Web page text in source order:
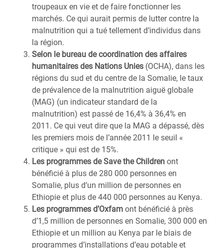
troupeaux en vie et de faire fonctionner les
marchés. Ce qui aurait permis de lutter contre la
malnutrition qui a tué tellement d’individus dans
la région.
Selon le bureau de coordination des affaires
humanitaires des Nations Unies (OCHA), dans les
régions du sud et du centre de la Somalie, le taux
de prévalence de la malnutrition aiguë globale
(MAG) (un indicateur standard de la
malnutrition) est passé de 16,4% à 36,4% en
2011. Ce qui veut dire que la MAG a dépassé, dès
les premiers mois de l’année 2011 le seuil «
critique » qui est de 15%.
Les programmes de Save the Children ont
bénéficié à plus de 280 000 personnes en
Somalie, plus d’un million de personnes en
Ethiopie et plus de 440 000 personnes au Kenya.
Les programmes d’Oxfam ont bénéficié à près
d’1,5 million de personnes en Somalie, 300 000 en
Ethiopie et un million au Kenya par le biais de
programmes d’installations d’eau potable et